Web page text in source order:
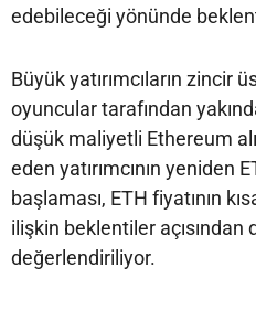
edebileceği yönünde
Büyük yatırımcıların zincir
oyuncular tarafından
düşük maliyetli Ethereum
eden yatırımcının yeniden
başlaması, ETH fiyatının
ilişkin beklentiler
değerlendiriliyor.